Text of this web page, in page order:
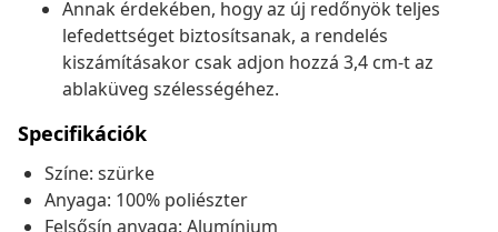
Annak érdekében, hogy az új redőnyök teljes
lefedettséget biztosítsanak, a rendelés
kiszámításakor csak adjon hozzá 3,4 cm-t az
ablaküveg szélességéhez.
Specifikációk
Színe: szürke
Anyaga: 100% poliészter
Felsősín anyaga: Alumínium